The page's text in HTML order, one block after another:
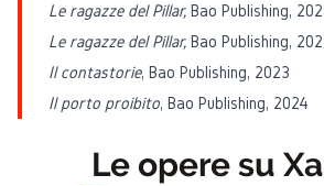
Le opere su
Le ragazze del Pillar, Bao Publishing,
Le ragazze del Pillar, Bao Publishing,
Il contastorie, Bao Publishing, 2023
Il porto proibito, Bao Publishing, 2024